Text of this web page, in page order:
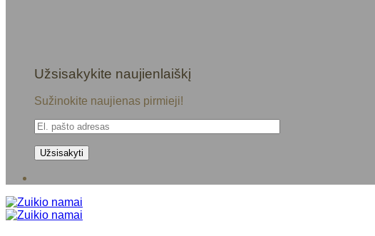
Užsisakykite naujienlaiškį
Sužinokite naujienas pirmieji!